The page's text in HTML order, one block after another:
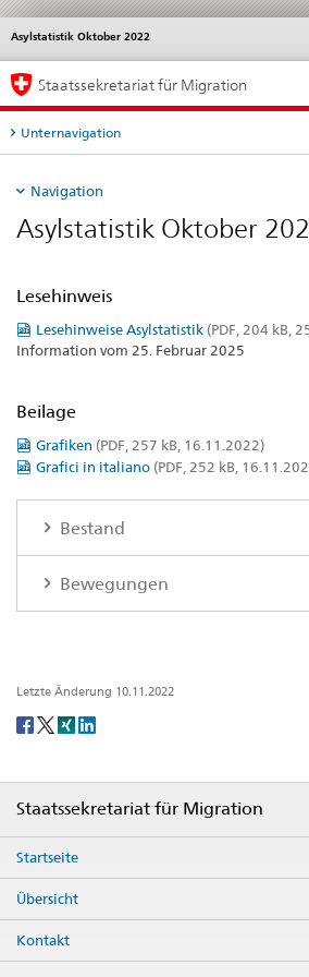
Asylstatistik Oktober 2022
Service
Hauptnavigation
Staatssekretariat für Migration
Unternavigation
Navigation
Asylstatistik Oktober
Lesehinweis
Lesehinweise Asylstatistik (PDF, 204 kB,
Information vom 25. Februar 2025
Beilage
Grafiken (PDF, 257 kB, 16.11.2022)
Grafici in italiano (PDF, 252 kB,
Bestand
Bewegungen
Letzte Änderung 10.11.2022
Social
Staatssekretariat für Migration
Startseite
Übersicht
Kontakt